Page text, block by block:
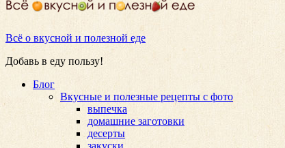
Всё о вкусной и полезной еде
Добавь в еду пользу!
Блог
Вкусные и полезные рецепты с фото
выпечка
домашние заготовки
десерты
закуски